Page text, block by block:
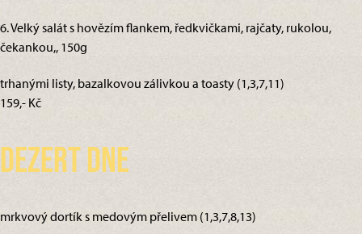
6. Velký salát s hovězím flankem, ředkvičkami, rajčaty, rukolou,
čekankou,, 150g
trhanými listy, bazalkovou zálivkou a toasty (1,3,7,11)
159,- Kč
Dezert dne
mrkvový dortík s medovým přelivem (1,3,7,8,13)